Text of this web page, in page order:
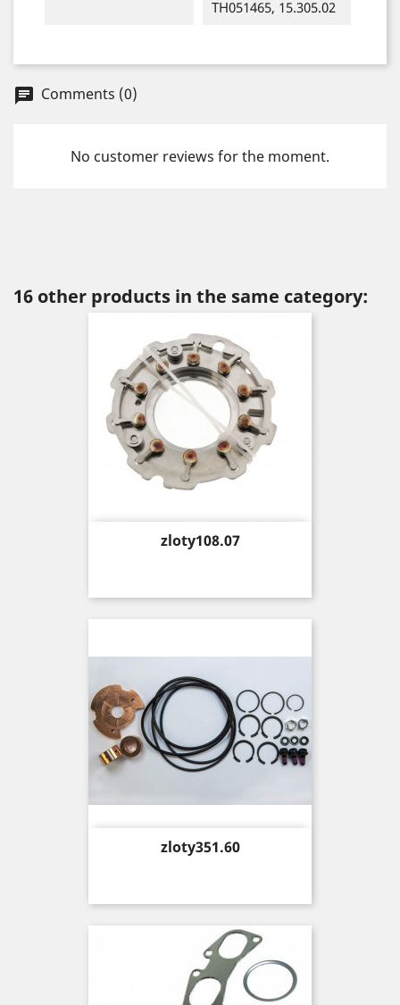
TH051465, 15.305.02
chat Comments (0)
No customer reviews for the moment.
16 other products in the same category:
Price
zloty108.07
Price
zloty351.60